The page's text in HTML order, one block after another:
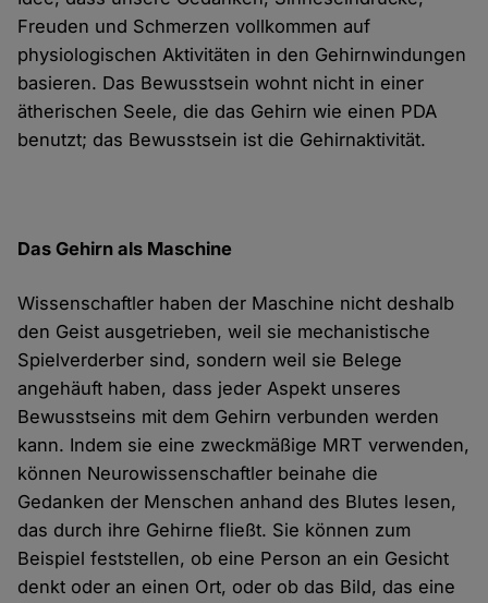
Freuden und Schmerzen vollkommen auf
physiologischen Aktivitäten in den Gehirnwindungen
basieren. Das Bewusstsein wohnt nicht in einer
ätherischen Seele, die das Gehirn wie einen PDA
benutzt; das Bewusstsein ist die Gehirnaktivität.
Das Gehirn als Maschine
Wissenschaftler haben der Maschine nicht deshalb
den Geist ausgetrieben, weil sie mechanistische
Spielverderber sind, sondern weil sie Belege
angehäuft haben, dass jeder Aspekt unseres
Bewusstseins mit dem Gehirn verbunden werden
kann. Indem sie eine zweckmäßige MRT verwenden,
können Neurowissenschaftler beinahe die
Gedanken der Menschen anhand des Blutes lesen,
das durch ihre Gehirne fließt. Sie können zum
Beispiel feststellen, ob eine Person an ein Gesicht
denkt oder an einen Ort, oder ob das Bild, das eine